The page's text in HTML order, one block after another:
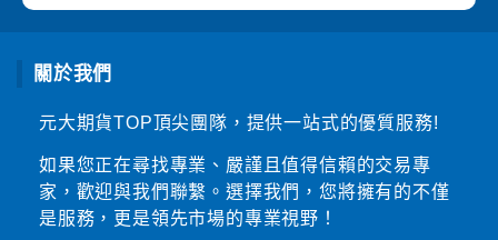
關於我們
元大期貨TOP頂尖團隊，提供一站式的優質服務!
如果您正在尋找專業、嚴謹且值得信賴的交易專
家，歡迎與我們聯繫。選擇我們，您將擁有的不僅
是服務，更是領先市場的專業視野！